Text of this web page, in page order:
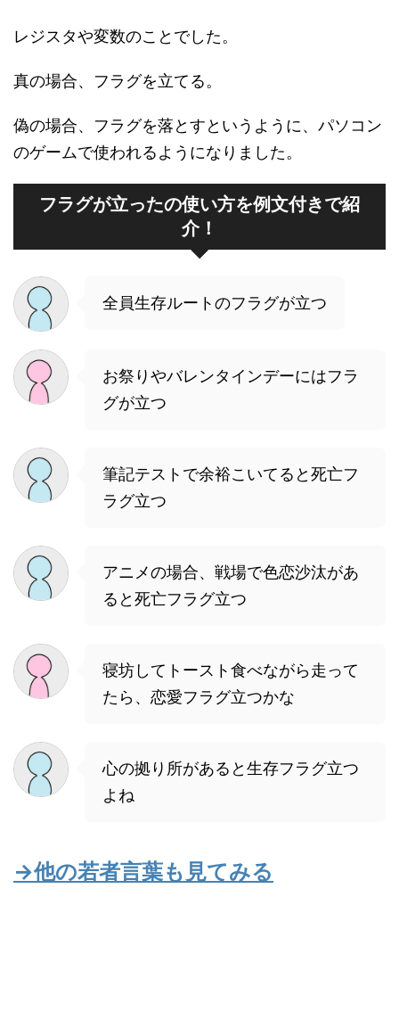
レジスタや変数のことでした。
真の場合、フラグを立てる。
偽の場合、フラグを落とすというように、パソコン
のゲームで使われるようになりました。
フラグが立ったの使い方を例文付きで紹
介！
全員生存ルートのフラグが立つ
お祭りやバレンタインデーにはフラ
グが立つ
筆記テストで余裕こいてると死亡フ
ラグ立つ
アニメの場合、戦場で色恋沙汰があ
ると死亡フラグ立つ
寝坊してトースト食べながら走って
たら、恋愛フラグ立つかな
心の拠り所があると生存フラグ立つ
よね
→他の若者言葉も見てみる